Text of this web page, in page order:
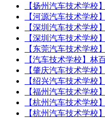
【扬州汽车技术学校
【河源汽车技术学校
【深圳汽车技术学校
【深圳汽车技术学校
【东莞汽车技术学校
【汽车技术学校】林
【肇庆汽车技术学校
【绍兴汽车技术学校
【福州汽车技术学校
【杭州汽车技术学校
【杭州汽车技术学校